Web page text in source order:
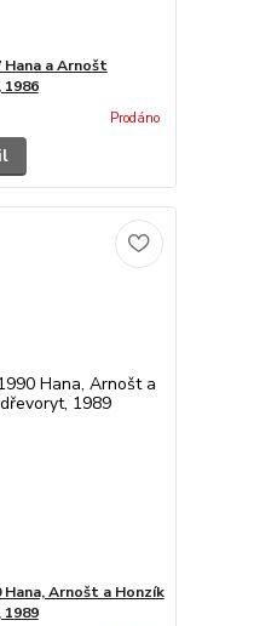
Hana a Arnošt
Prodáno
Hana, Arnošt a Honzík